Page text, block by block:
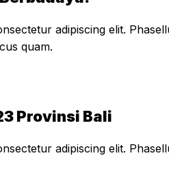
adipiscing elit.
quam.
Provinsi Bali
adipiscing elit.